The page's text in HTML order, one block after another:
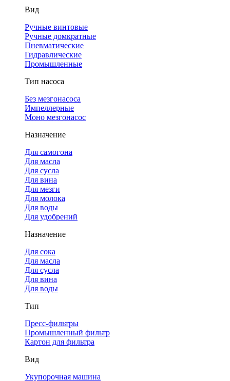
Вид
Ручные винтовые
Ручные домкратные
Пневматические
Гидравлические
Промышленные
Тип насоса
Без мезгонасоса
Импеллерные
Моно мезгонасос
Назначение
Для самогона
Для масла
Для сусла
Для вина
Для мезги
Для молока
Для воды
Для удобрений
Назначение
Для сока
Для масла
Для сусла
Для вина
Для воды
Тип
Пресс-фильтры
Промышленный фильтр
Картон для фильтра
Вид
Укупорочная машина